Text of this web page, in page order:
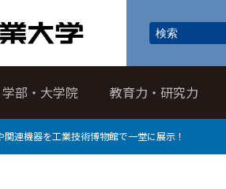
学部・大学院 教育力・研究力
連機器を工業技術博物館で一堂に展示！